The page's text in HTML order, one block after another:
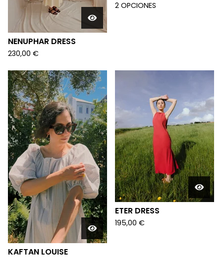
NENUPHAR DRESS
230,00 €
2 OPCIONES
KAFTAN LOUISE
ETER DRESS
195,00 €